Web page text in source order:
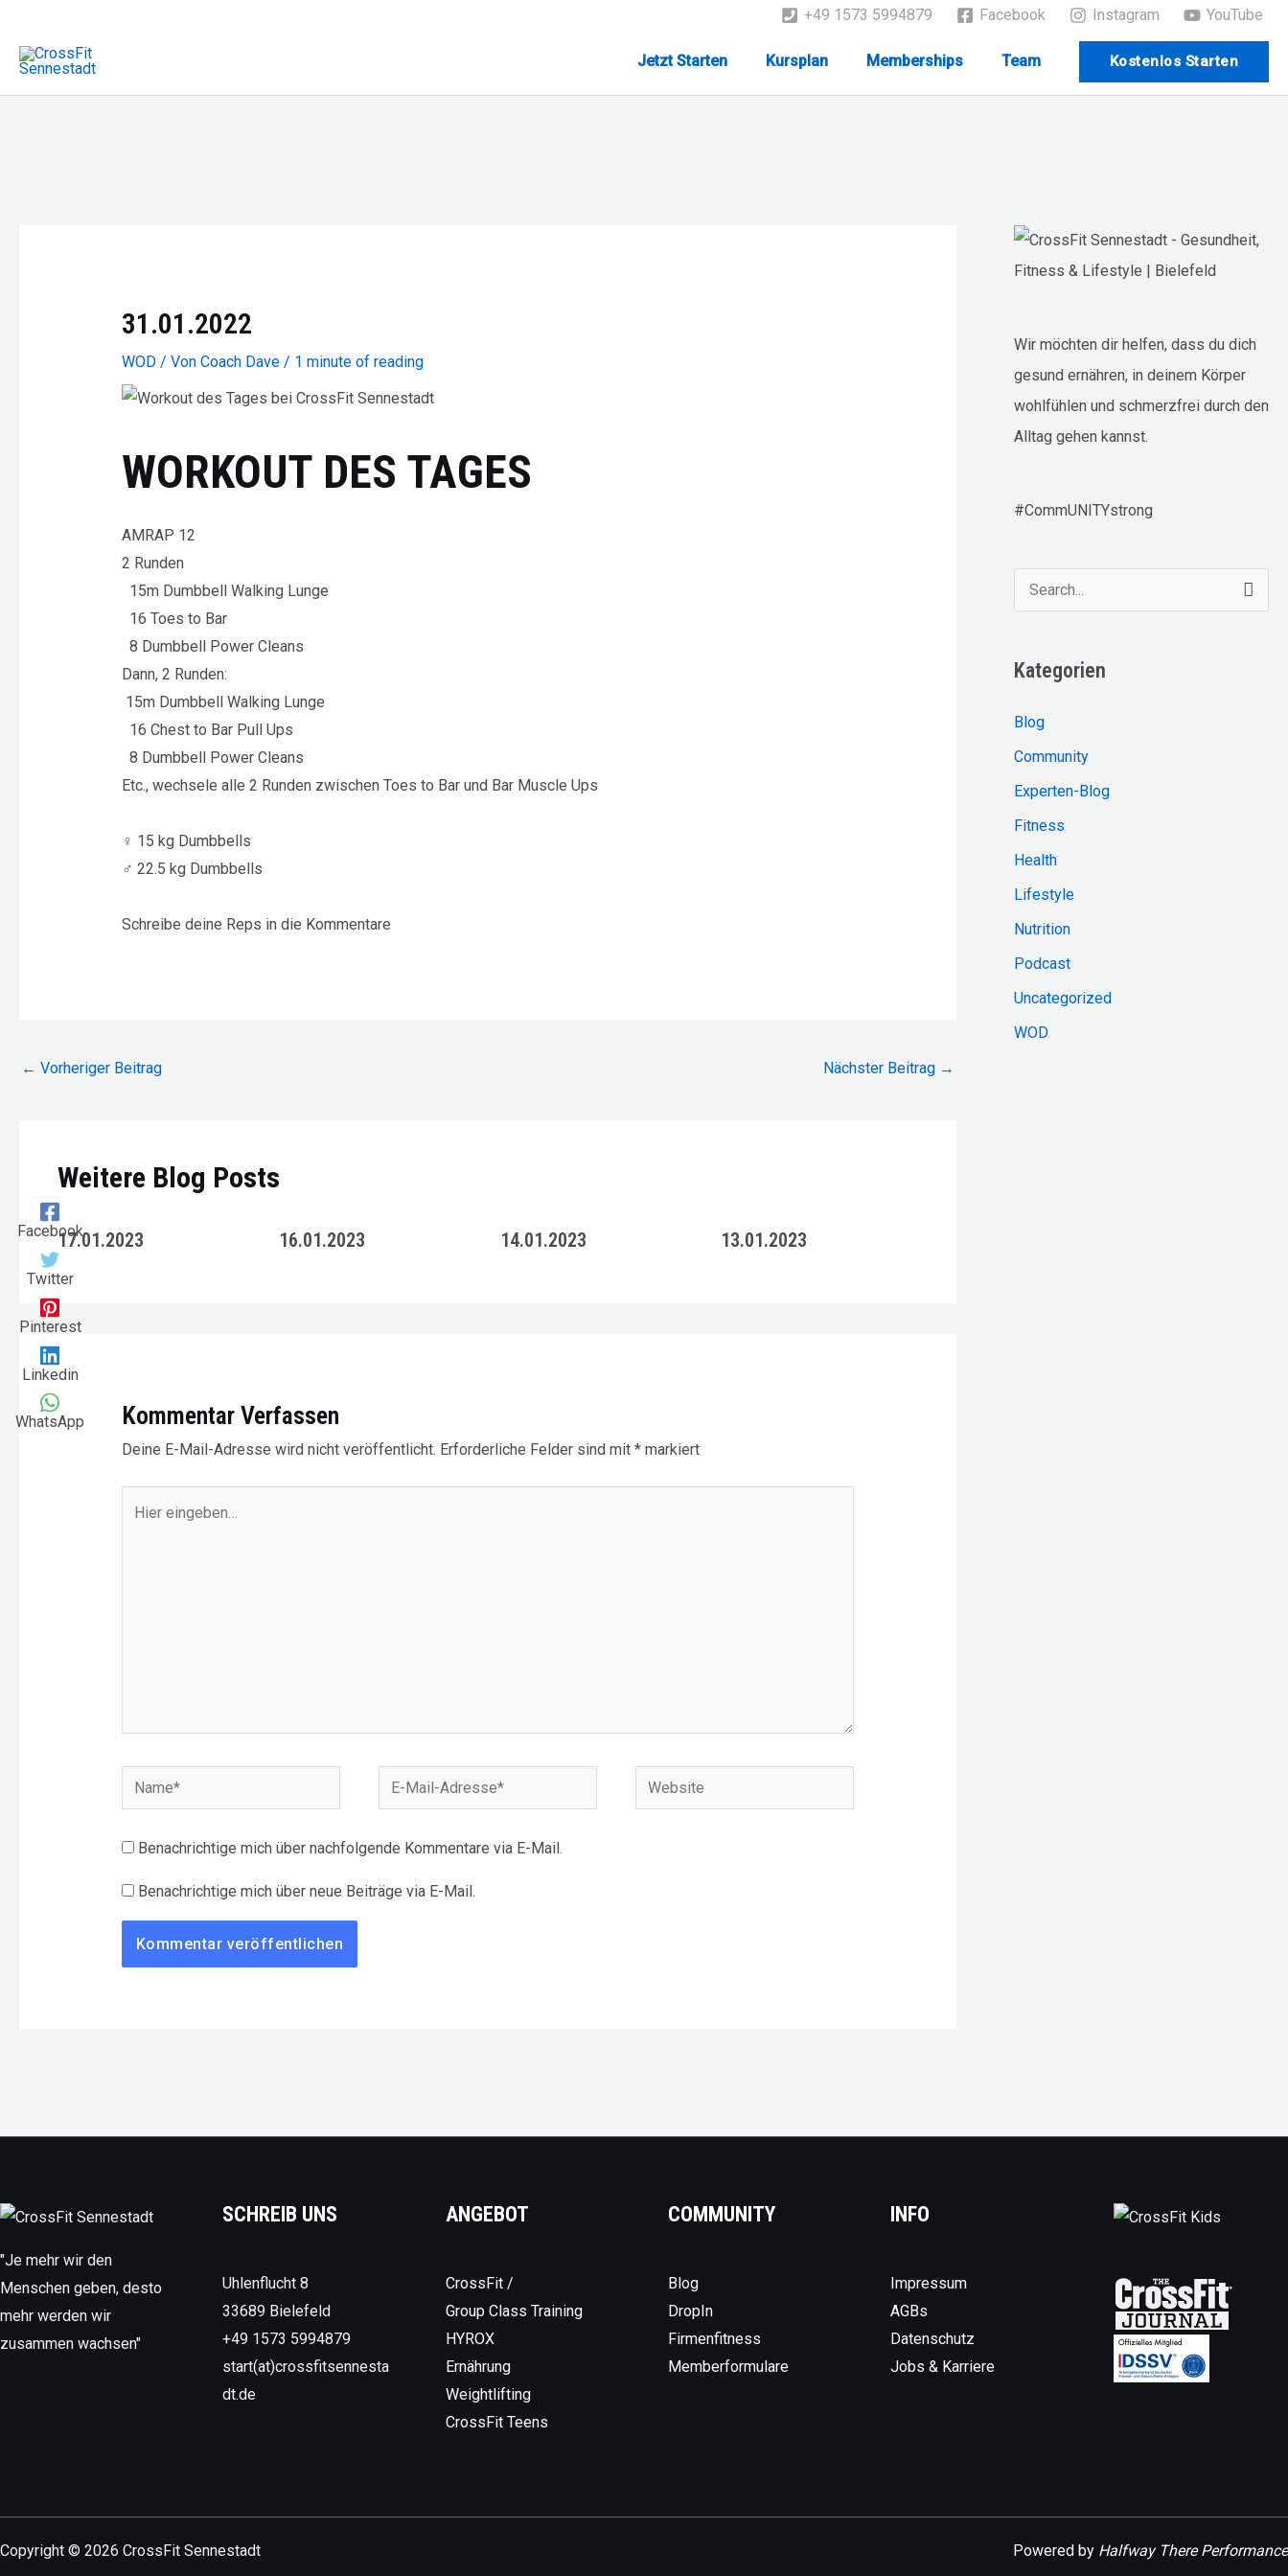
springen
+49 1573 5994879 Facebook Instagram YouTube
Jetzt Starten Kursplan Memberships Team Kostenlos Starten
31.01.2022
WOD/ Von Coach Dave / 1 minute of reading
WORKOUT DES TAGES
AMRAP 12
2 Runden
15m Dumbbell Walking Lunge
16 Toes to Bar
8 Dumbbell Power Cleans
Dann, 2 Runden:
15m Dumbbell Walking Lunge
16 Chest to Bar Pull Ups
8 Dumbbell Power Cleans
Etc., wechsele alle 2 Runden zwischen Toes to Bar und Bar Muscle Ups
♀ 15 kg Dumbbells
♂ 22.5 kg Dumbbells
Schreibe deine Reps in die Kommentare
Facebook
Twitter
Pinterest
Linkedin
WhatsApp
Beitragsnavigation
← Vorheriger Beitrag Nächster Beitrag →
Weitere Blog Posts
17.01.2023 16.01.2023 14.01.2023 13.01.2023
Kommentar Verfassen
Deine E-Mail-Adresse wird nicht veröffentlicht. Erforderliche Felder sind mit *markiert
Name*
Mail-
Website
Benachrichtige mich über nachfolgende Kommentare via E-Mail.
Benachrichtige mich über neue Beiträge via E-Mail.
Wir möchten dir helfen, dass du dich
gesund ernähren, in deinem Körper
wohlfühlen und schmerzfrei durch den
Alltag gehen kannst.
#CommUNITYstrong
u
h
n
a
c
h
:
Kategorien
Blog
Community
Experten-Blog
Fitness
Health
Lifestyle
Nutrition
Podcast
Uncategorized
WOD
"Je mehr wir den
Menschen geben, desto
mehr werden wir
zusammen wachsen"
SCHREIB UNS
Uhlenflucht 8
33689 Bielefeld
+49 1573 5994879
start(at)crossfitsennesta
dt.de
ANGEBOT
CrossFit /
Group Class Training
HYROX
Ernährung
Weightlifting
CrossFit Teens
COMMUNITY
Blog
DropIn
Firmenfitness
Memberformulare
INFO
Impressum
AGBs
Datenschutz
Jobs & Karriere
Copyright © 2026 CrossFit Sennestadt Powered by Halfway There Performance